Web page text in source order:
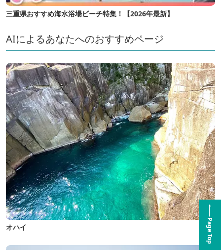
三重県おすすめ海水浴場ビーチ特集！【2026年最新】
AIによるあなたへのおすすめページ
オハイ Page Top